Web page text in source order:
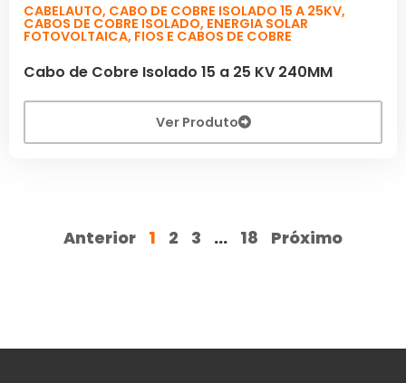
CABELAUTO, CABO DE COBRE ISOLADO 15 A 25KV,
CABOS DE COBRE ISOLADO, ENERGIA SOLAR
FOTOVOLTAICA, FIOS E CABOS DE COBRE
Cabo de Cobre Isolado 15 a 25 KV 240MM
Ver Produto
Anterior 1 2 3 … 18 Próximo